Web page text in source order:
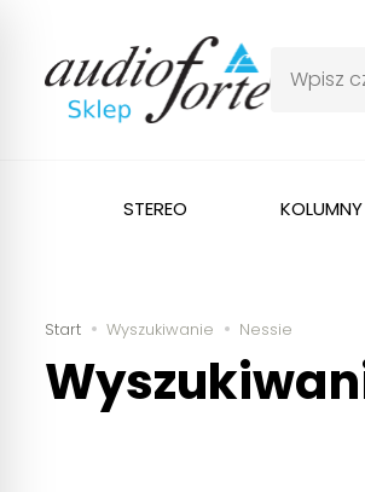
STEREO KOLUMNY
Start Wyszukiwanie Nessie